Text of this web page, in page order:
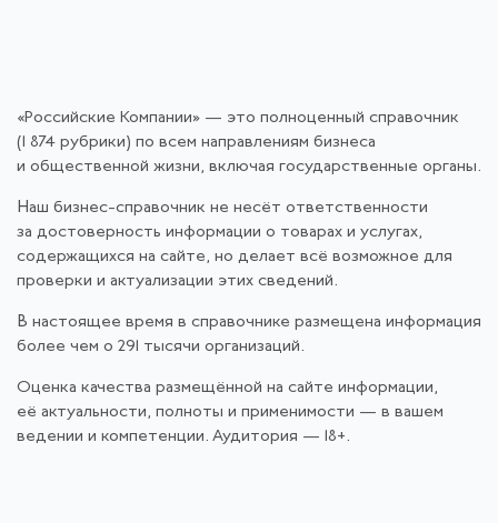
«Российские Компании» — это полноценный справочник
(1 874 рубрики) по всем направлениям бизнеса
и общественной жизни, включая государственные органы.
Наш бизнес-справочник не несёт ответственности
за достоверность информации о товарах и услугах,
содержащихся на сайте, но делает всё возможное для
проверки и актуализации этих сведений.
В настоящее время в справочнике размещена информация
более чем о 291 тысячи организаций.
Оценка качества размещённой на сайте информации,
её актуальности, полноты и применимости — в вашем
ведении и компетенции. Аудитория — 18+.